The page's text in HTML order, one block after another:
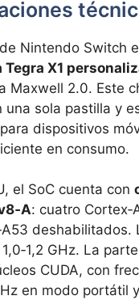
Nintendo Switch
Tegra X1
Maxwell 2.0. Este
una sola pastilla y
dispositivos
en consumo.
el SoC cuenta con
: cuatro
deshabilitados.
GHz. La
CUDA, con
en modo portátil